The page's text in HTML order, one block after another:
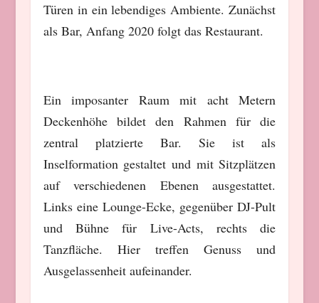
Türen in ein lebendiges Ambiente. Zunächst
als Bar, Anfang 2020 folgt das Restaurant.
Ein imposanter Raum mit acht Metern
Deckenhöhe bildet den Rahmen für die
zentral platzierte Bar. Sie ist als
Inselformation gestaltet und mit Sitzplätzen
auf verschiedenen Ebenen ausgestattet.
Links eine Lounge-Ecke, gegenüber DJ-Pult
und Bühne für Live-Acts, rechts die
Tanzfläche. Hier treffen Genuss und
Ausgelassenheit aufeinander.